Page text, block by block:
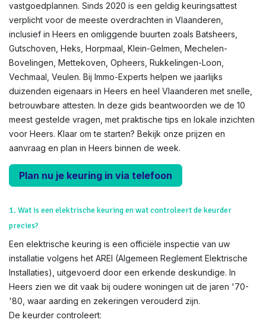
vastgoedplannen. Sinds 2020 is een geldig keuringsattest
verplicht voor de meeste overdrachten in Vlaanderen,
inclusief in Heers en omliggende buurten zoals Batsheers,
Gutschoven, Heks, Horpmaal, Klein-Gelmen, Mechelen-
Bovelingen, Mettekoven, Opheers, Rukkelingen-Loon,
Vechmaal, Veulen. Bij Immo-Experts helpen we jaarlijks
duizenden eigenaars in Heers en heel Vlaanderen met snelle,
betrouwbare attesten. In deze gids beantwoorden we de 10
meest gestelde vragen, met praktische tips en lokale inzichten
voor Heers. Klaar om te starten? Bekijk onze prijzen en
aanvraag en plan in Heers binnen de week.
Plan nu je keuring in via telefoon
1. Wat is een elektrische keuring en wat controleert de keurder
precies?
Een elektrische keuring is een officiële inspectie van uw
installatie volgens het AREI (Algemeen Reglement Elektrische
Installaties), uitgevoerd door een erkende deskundige. In
Heers zien we dit vaak bij oudere woningen uit de jaren '70-
'80, waar aarding en zekeringen verouderd zijn.
De keurder controleert: